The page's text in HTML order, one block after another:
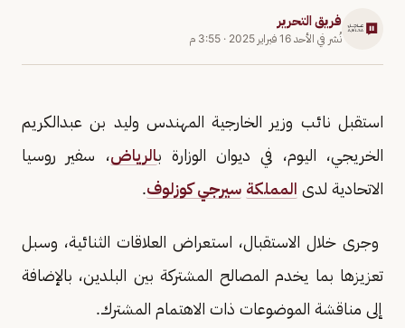
فريق التحرير
نُشر في الأحد 16 فبراير 2025 · 3:55 م
استقبل نائب وزير الخارجية المهندس وليد بن عبدالكريم
الخريجي، اليوم، في ديوان الوزارة بالرياض، سفير روسيا
الاتحادية لدى المملكة سيرجي كوزلوف.
وجرى خلال الاستقبال، استعراض العلاقات الثنائية، وسبل
تعزيزها بما يخدم المصالح المشتركة بين البلدين، بالإضافة
إلى مناقشة الموضوعات ذات الاهتمام المشترك.